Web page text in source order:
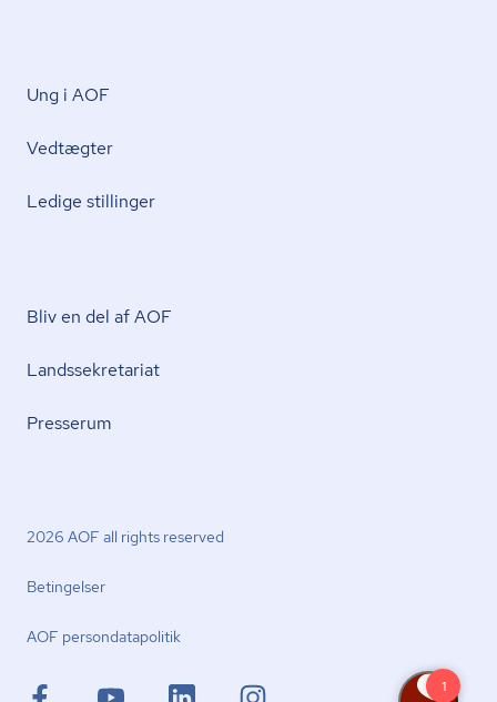
Ung i AOF
Vedtægter
Ledige stillinger
Bliv en del af AOF
Lands­se­kre­ta­ri­at
Presserum
2026 AOF all rights reserved
Betingelser
AOF per­son­da­ta­po­li­tik